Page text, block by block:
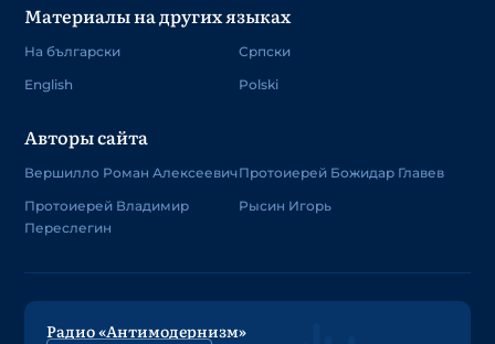
Материалы на других языках
На български
English
Српски
Polski
Авторы сайта
Вершилло Роман Алексеевич
Протоиерей Владимир
Переслегин
Протоиерей Божидар Главев
Рысин Игорь
Радио «Антимодернизм»